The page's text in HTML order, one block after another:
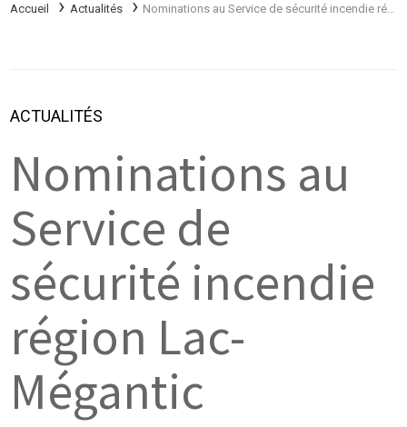
Accueil Actualités
ACTUALITÉS
Nominations au
Service de
sécurité incendie
région Lac-
Mégantic